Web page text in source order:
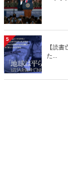
5
【読
た...